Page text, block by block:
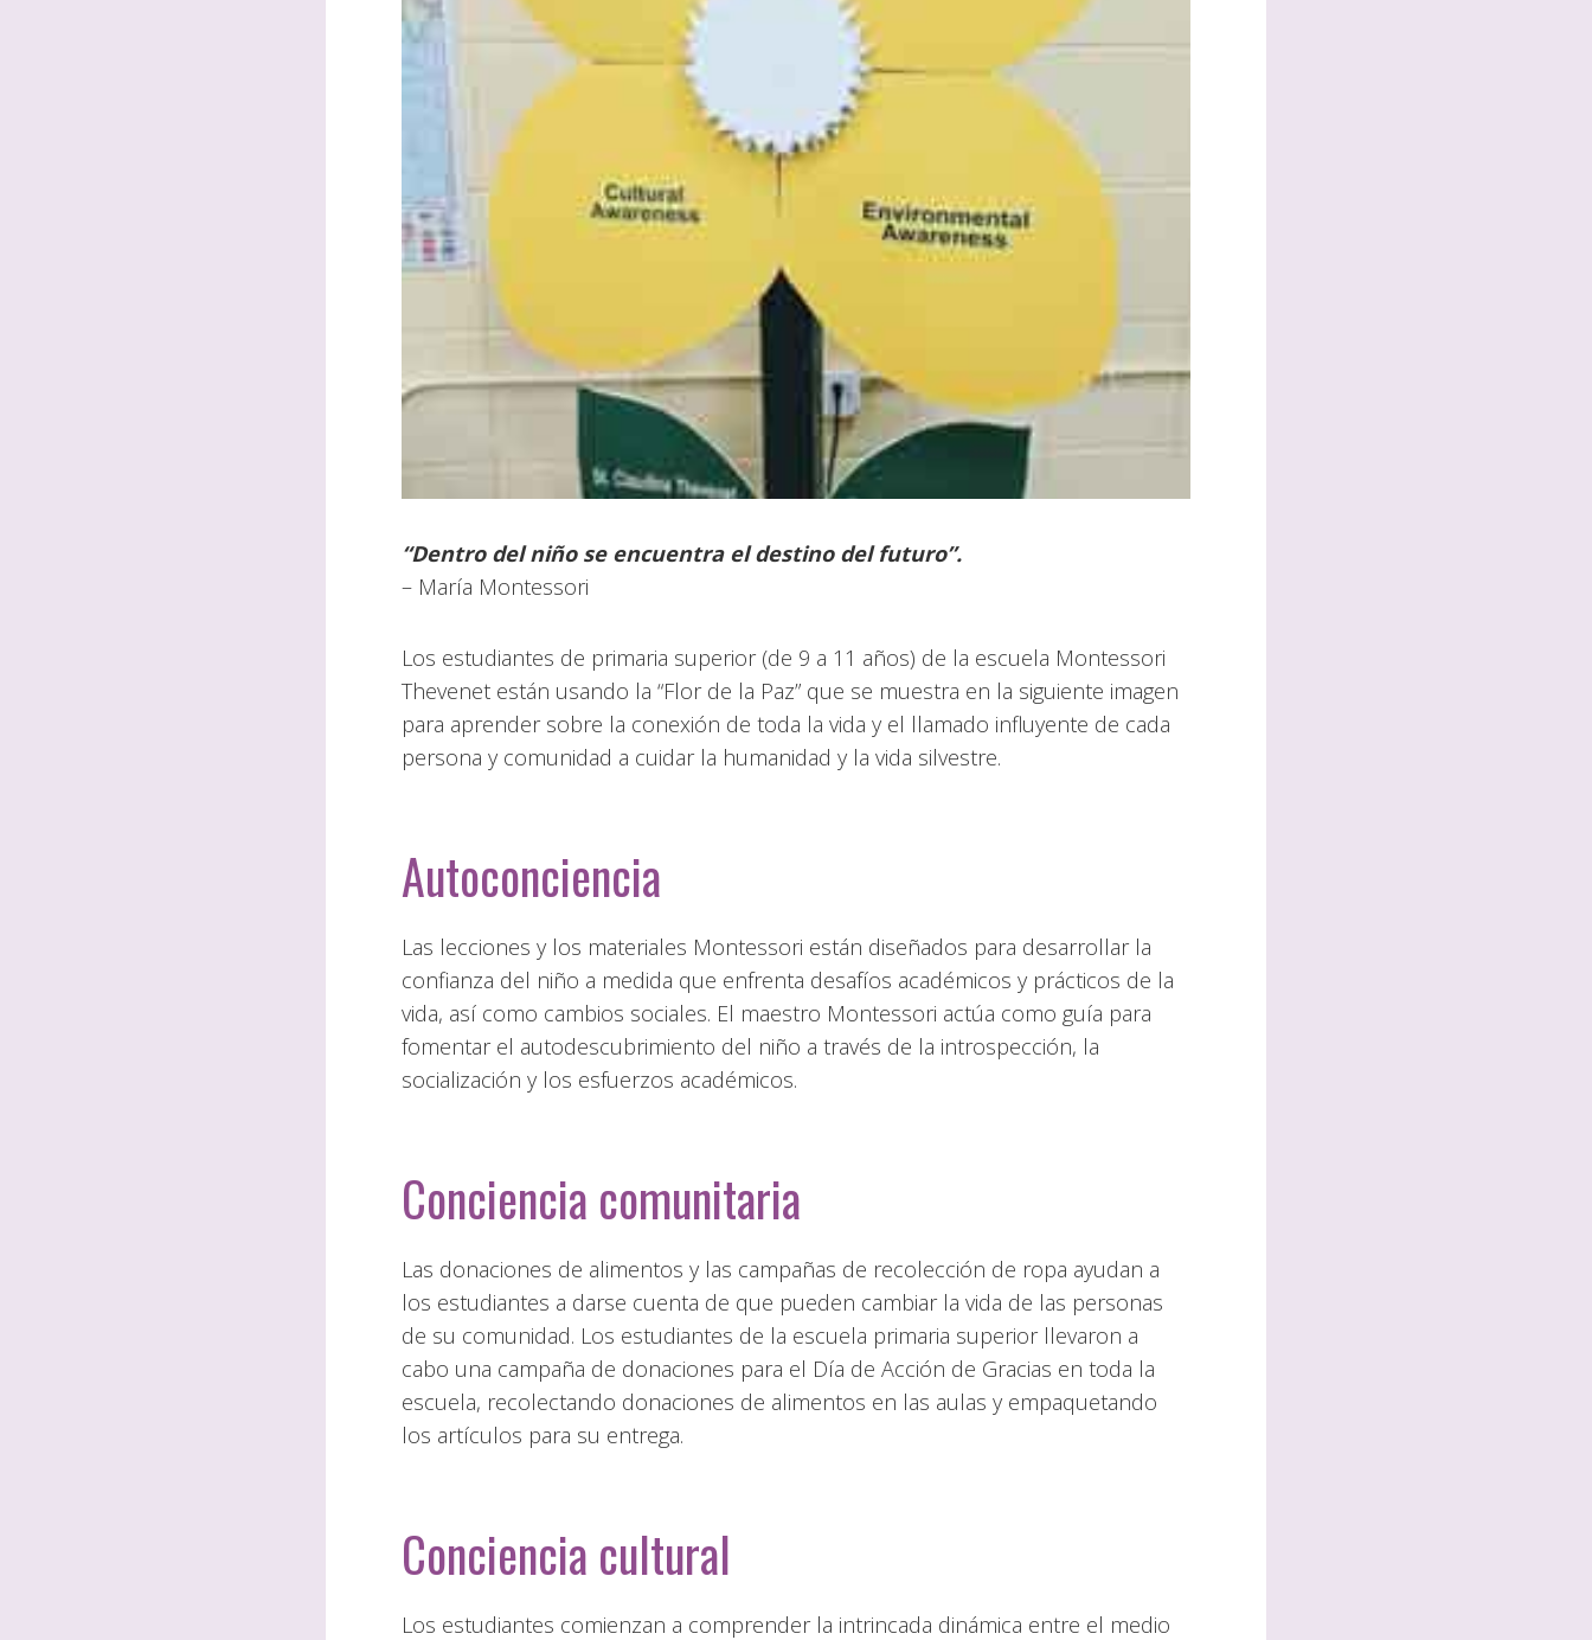
“Dentro del niño se encuentra el destino del futuro”.
– María Montessori
Los estudiantes de primaria superior (de 9 a 11 años) de la escuela Montessori
Thevenet están usando la “Flor de la Paz” que se muestra en la siguiente imagen
para aprender sobre la conexión de toda la vida y el llamado influyente de cada
persona y comunidad a cuidar la humanidad y la vida silvestre.
Autoconciencia
Las lecciones y los materiales Montessori están diseñados para desarrollar la
confianza del niño a medida que enfrenta desafíos académicos y prácticos de la
vida, así como cambios sociales. El maestro Montessori actúa como guía para
fomentar el autodescubrimiento del niño a través de la introspección, la
socialización y los esfuerzos académicos.
Conciencia comunitaria
Las donaciones de alimentos y las campañas de recolección de ropa ayudan a
los estudiantes a darse cuenta de que pueden cambiar la vida de las personas
de su comunidad. Los estudiantes de la escuela primaria superior llevaron a
cabo una campaña de donaciones para el Día de Acción de Gracias en toda la
escuela, recolectando donaciones de alimentos en las aulas y empaquetando
los artículos para su entrega.
Conciencia cultural
Los estudiantes comienzan a comprender la intrincada dinámica entre el medio